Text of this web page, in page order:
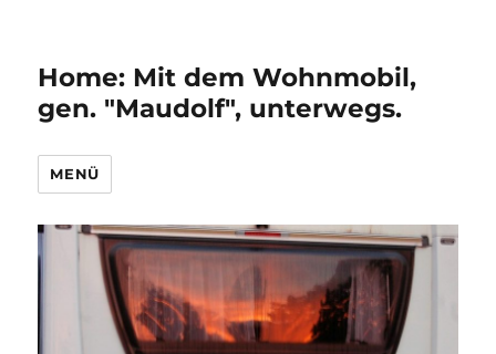
Home: Mit dem Wohnmobil,
gen. "Maudolf", unterwegs.
MENÜ